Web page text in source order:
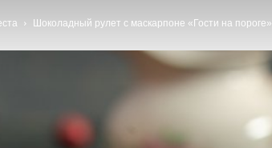
Шоколадный рулет с маскарпоне «Гости на пороге»